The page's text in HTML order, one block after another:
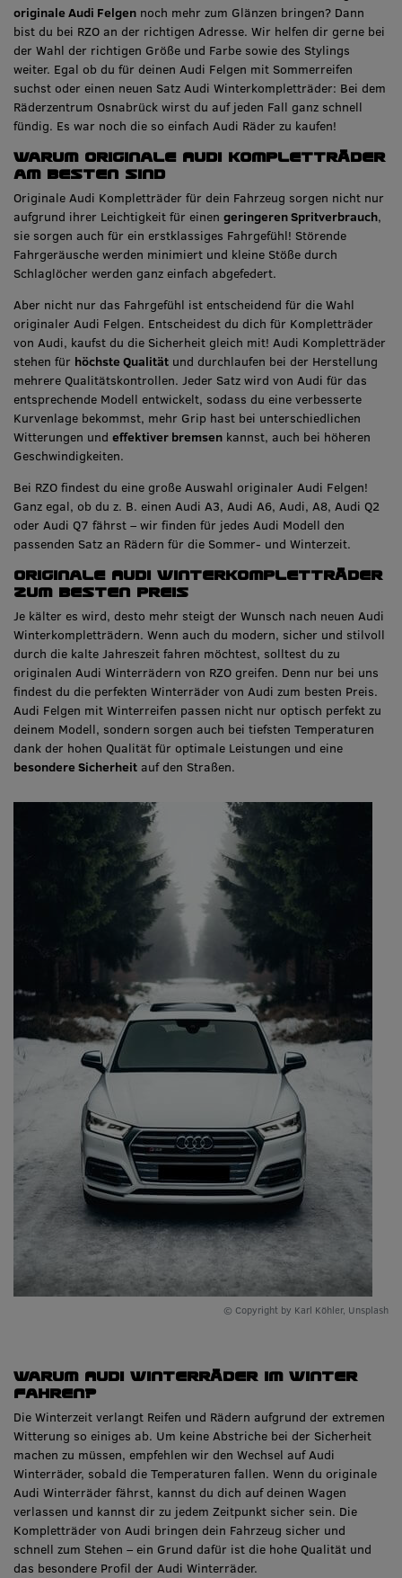
originale Audi Felgen noch mehr zum Glänzen bringen? Dann
bist du bei RZO an der richtigen Adresse. Wir helfen dir gerne bei
der Wahl der richtigen Größe und Farbe sowie des Stylings
weiter. Egal ob du für deinen Audi Felgen mit Sommerreifen
suchst oder einen neuen Satz Audi Winterkompletträder: Bei dem
Räderzentrum Osnabrück wirst du auf jeden Fall ganz schnell
fündig. Es war noch die so einfach Audi Räder zu kaufen!
Warum originale Audi Kompletträder
am besten sind
Originale Audi Kompletträder für dein Fahrzeug sorgen nicht nur
aufgrund ihrer Leichtigkeit für einen geringeren Spritverbrauch,
sie sorgen auch für ein erstklassiges Fahrgefühl! Störende
Fahrgeräusche werden minimiert und kleine Stöße durch
Schlaglöcher werden ganz einfach abgefedert.
Aber nicht nur das Fahrgefühl ist entscheidend für die Wahl
originaler Audi Felgen. Entscheidest du dich für Kompletträder
von Audi, kaufst du die Sicherheit gleich mit! Audi Kompletträder
stehen für höchste Qualität und durchlaufen bei der Herstellung
mehrere Qualitätskontrollen. Jeder Satz wird von Audi für das
entsprechende Modell entwickelt, sodass du eine verbesserte
Kurvenlage bekommst, mehr Grip hast bei unterschiedlichen
Witterungen und effektiver bremsen kannst, auch bei höheren
Geschwindigkeiten.
Bei RZO findest du eine große Auswahl originaler Audi Felgen!
Ganz egal, ob du z. B. einen Audi A3, Audi A6, Audi, A8, Audi Q2
oder Audi Q7 fährst – wir finden für jedes Audi Modell den
passenden Satz an Rädern für die Sommer- und Winterzeit.
Originale Audi Winterkompletträder
zum besten Preis
Je kälter es wird, desto mehr steigt der Wunsch nach neuen Audi
Winterkompletträdern. Wenn auch du modern, sicher und stilvoll
durch die kalte Jahreszeit fahren möchtest, solltest du zu
originalen Audi Winterrädern von RZO greifen. Denn nur bei uns
findest du die perfekten Winterräder von Audi zum besten Preis.
Audi Felgen mit Winterreifen passen nicht nur optisch perfekt zu
deinem Modell, sondern sorgen auch bei tiefsten Temperaturen
dank der hohen Qualität für optimale Leistungen und eine
besondere Sicherheit auf den Straßen.
© Copyright by Karl Köhler, Unsplash
Warum Audi Winterräder im Winter
fahren?
Die Winterzeit verlangt Reifen und Rädern aufgrund der extremen
Witterung so einiges ab. Um keine Abstriche bei der Sicherheit
machen zu müssen, empfehlen wir den Wechsel auf Audi
Winterräder, sobald die Temperaturen fallen. Wenn du originale
Audi Winterräder fährst, kannst du dich auf deinen Wagen
verlassen und kannst dir zu jedem Zeitpunkt sicher sein. Die
Kompletträder von Audi bringen dein Fahrzeug sicher und
schnell zum Stehen – ein Grund dafür ist die hohe Qualität und
das besondere Profil der Audi Winterräder.